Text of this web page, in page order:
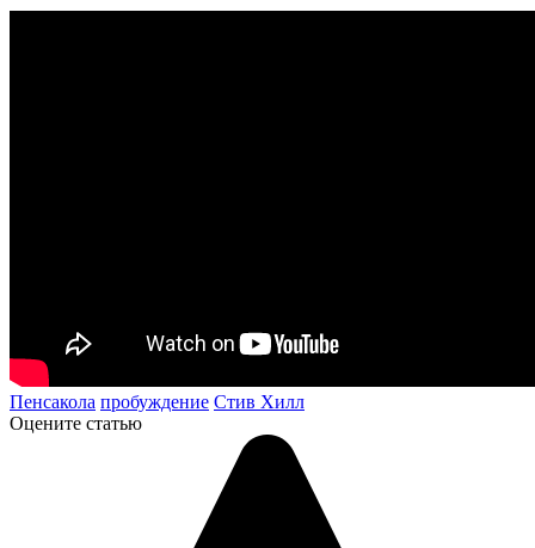
Пенсакола пробуждение Стив Хилл
Оцените статью